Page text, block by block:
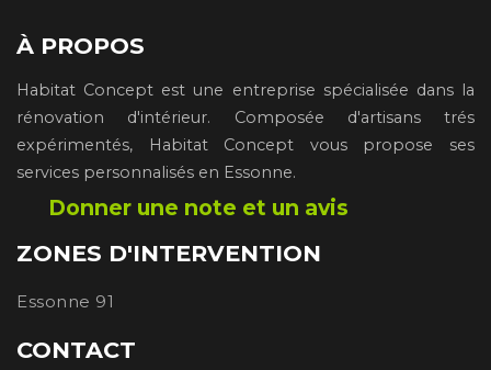
À PROPOS
Habitat Concept est une entreprise spécialisée dans la
rénovation d'intérieur. Composée d'artisans trés
expérimentés, Habitat Concept vous propose ses
services personnalisés en Essonne.
Donner une note et un avis
ZONES D'INTERVENTION
Essonne 91
CONTACT